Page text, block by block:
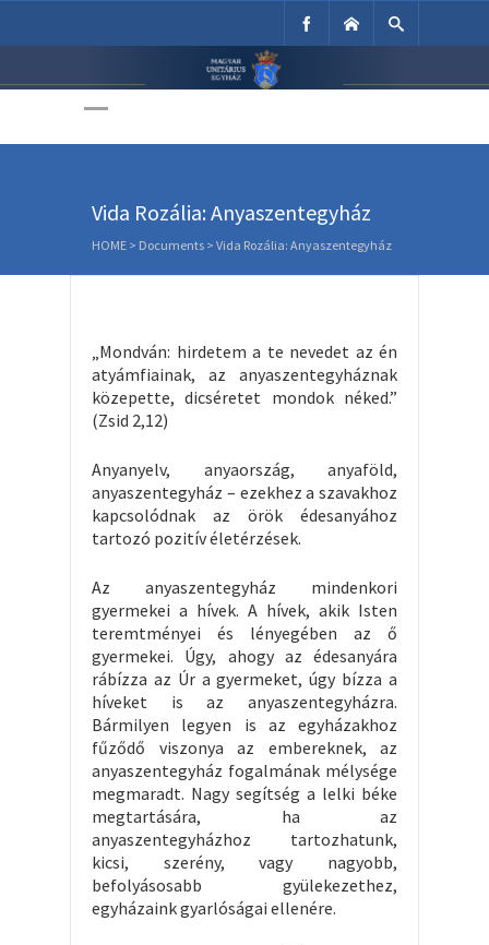
Unitárius Egyház
Vida Rozália: Anyaszentegyház
HOME > Documents > Vida Rozália: Anyaszentegyház
„Mondván: hirdetem a te nevedet az én
atyámfiainak, az anyaszentegyháznak
közepette, dicséretet mondok néked.”
(Zsid 2,12)
Anyanyelv, anyaország, anyaföld,
anyaszentegyház – ezekhez a szavakhoz
kapcsolódnak az örök édesanyához
tartozó pozitív életérzések.
Az anyaszentegyház mindenkori
gyermekei a hívek. A hívek, akik Isten
teremtményei és lényegében az ő
gyermekei. Úgy, ahogy az édesanyára
rábízza az Úr a gyermeket, úgy bízza a
híveket is az anyaszentegyházra.
Bármilyen legyen is az egyházakhoz
fűződő viszonya az embereknek, az
anyaszentegyház fogalmának mélysége
megmaradt. Nagy segítség a lelki béke
megtartására, ha az
anyaszentegyházhoz tartozhatunk,
kicsi, szerény, vagy nagyobb,
befolyásosabb gyülekezethez,
egyházaink gyarlóságai ellenére.